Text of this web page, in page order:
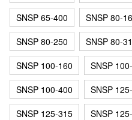
SNSP 65-400
SNSP 80-
SNSP 80-250
SNSP 80-
SNSP 100-160
SNSP
SNSP 100-400
SNSP
SNSP 125-315
SNSP